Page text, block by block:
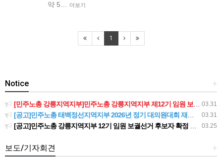
약 5…
더보기
1
+
Notice
03.31
[민주노총 강릉지역지부]민주노총 강릉지역지부 제12기 임원 보궐선거결과 공고
03.31
[공고]민주노총 태백정선지역지부 2026년 정기 대의원대회 재소집 건
03.25
[공고]민주노총 강릉지역지부 12기 임원 보궐선거 후보자 확정 공고
+
보도/기자회견